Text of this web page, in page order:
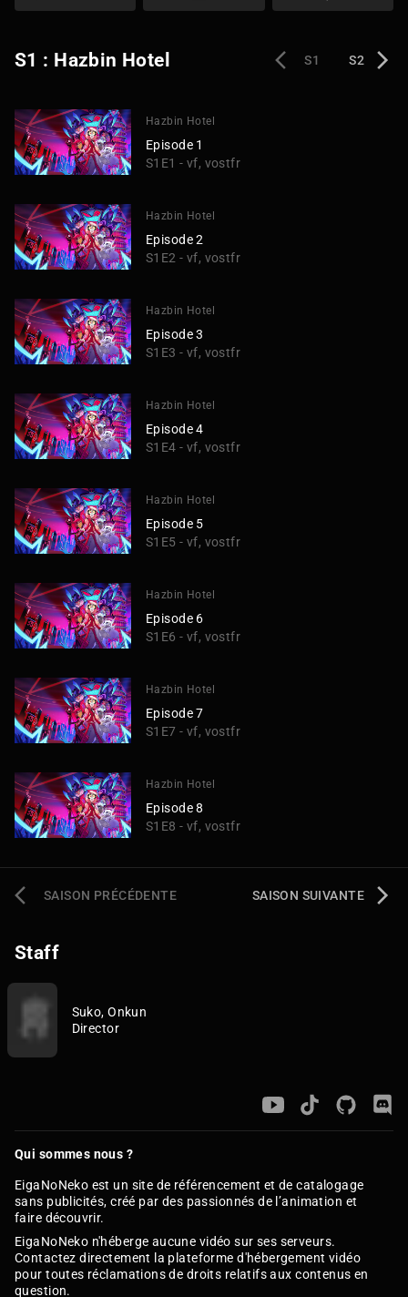
S1 : Hazbin Hotel S1 S2
Hazbin Hotel
Episode 1
S1E1 - vf, vostfr
Hazbin Hotel
Episode 2
S1E2 - vf, vostfr
Hazbin Hotel
Episode 3
S1E3 - vf, vostfr
Hazbin Hotel
Episode 4
S1E4 - vf, vostfr
Hazbin Hotel
Episode 5
S1E5 - vf, vostfr
Hazbin Hotel
Episode 6
S1E6 - vf, vostfr
Hazbin Hotel
Episode 7
S1E7 - vf, vostfr
Hazbin Hotel
Episode 8
S1E8 - vf, vostfr
SAISON PRÉCÉDENTE SAISON SUIVANTE
Staff
Suko, Onkun
Director
Qui sommes nous ?
EigaNoNeko est un site de référencement et de catalogage
sans publicités, créé par des passionnés de l’animation et
faire découvrir.
EigaNoNeko n'héberge aucune vidéo sur ses serveurs.
Contactez directement la plateforme d'hébergement vidéo
pour toutes réclamations de droits relatifs aux contenus en
question.